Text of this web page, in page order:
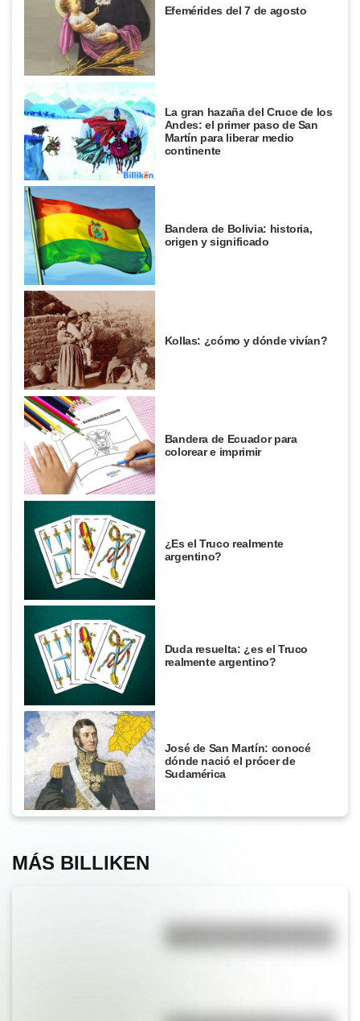
Efemérides del 7 de agosto
La gran hazaña del Cruce de los
Andes: el primer paso de San
Martín para liberar medio
continente
Bandera de Bolivia: historia,
origen y significado
Kollas: ¿cómo y dónde vivían?
Bandera de Ecuador para
colorear e imprimir
¿Es el Truco realmente
argentino?
Duda resuelta: ¿es el Truco
realmente argentino?
José de San Martín: conocé
dónde nació el prócer de
Sudamérica
MÁS BILLIKEN
Eucariota y procariota: ¿qué